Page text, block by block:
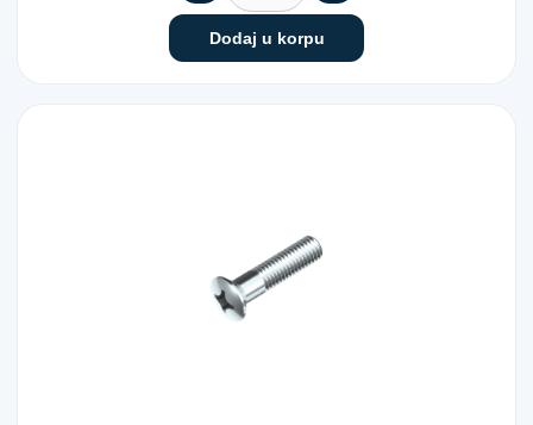
Dodaj u korpu